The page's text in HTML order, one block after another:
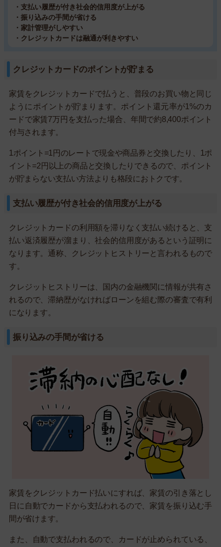
・支払い履歴が付き社会的信用度が上がる
・振り込みの手間が省ける
・家計管理がしやすい
・クレジットカードは融通が利きやすい
クレジットカードのポイントが貯まる
家賃をクレジットカードで払うと、普段のお買い物と同じ
ようにポイントが貯まります。ポイント還元率が1%のカ
ードで家賃7万円を支払った場合、年間で約8,400ポイント
付与されます。
1ポイント=1円のレートで現金や商品券と交換したり、1ポ
イント=2円以上の商品と交換したりできるので、ポイント
が貯まらない支払い方法よりも格段におトクです。
支払い履歴が付き社会的信用度が上がる
クレジットカードの利用額を滞りなく支払い続けると、支
払い返済履歴が溜まり、社会的信用度があるという証明に
なります。通称、クレジットヒストリーと言われるもので
す。
クレジットヒストリーは、国内の金融機関に情報が共有さ
れるので、滞納歴がなければローンを組む際の審査で有利
になります。
振り込みの手間が省ける
家賃をクレジットカード払いにすれば、家賃の引き落とし
日に自動でカードから支払われるので、家賃を振り込む手
間が省けます。
また、自動で支払われるので、カードが止められている、